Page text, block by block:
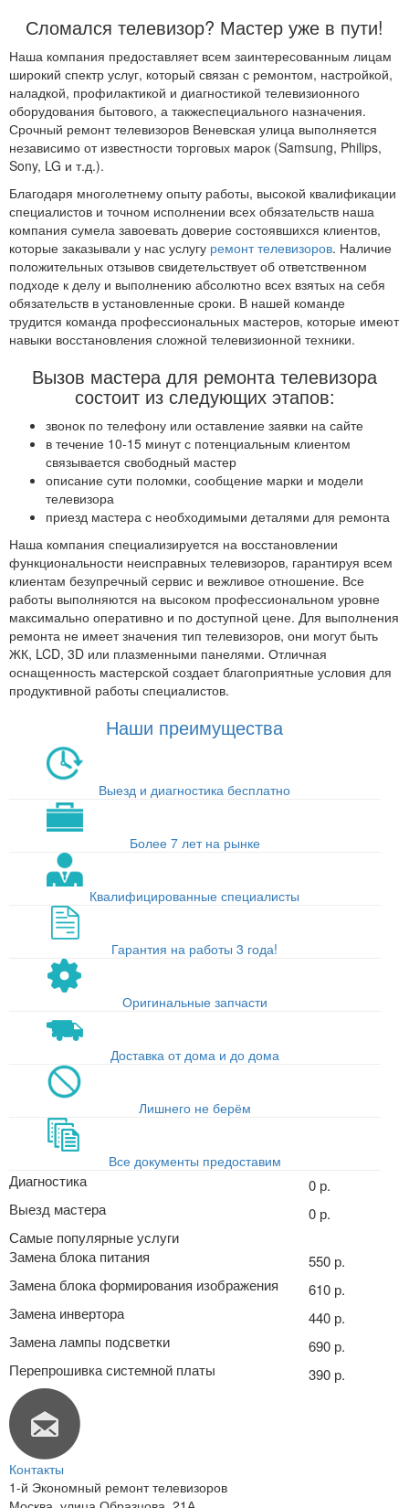
Сломался телевизор? Мастер уже в пути!
Наша компания предоставляет всем заинтересованным лицам
широкий спектр услуг, который связан с ремонтом, настройкой,
наладкой, профилактикой и диагностикой телевизионного
оборудования бытового, а такжеспециального назначения.
Срочный ремонт телевизоров Веневская улица выполняется
независимо от известности торговых марок (Samsung, Philips,
Sony, LG и т.д.).
Благодаря многолетнему опыту работы, высокой квалификации
специалистов и точном исполнении всех обязательств наша
компания сумела завоевать доверие состоявшихся клиентов,
которые заказывали у нас услугу ремонт телевизоров. Наличие
положительных отзывов свидетельствует об ответственном
подходе к делу и выполнению абсолютно всех взятых на себя
обязательств в установленные сроки. В нашей команде
трудится команда профессиональных мастеров, которые имеют
навыки восстановления сложной телевизионной техники.
Вызов мастера для ремонта телевизора
состоит из следующих этапов:
звонок по телефону или оставление заявки на сайте
в течение 10-15 минут с потенциальным клиентом
связывается свободный мастер
описание сути поломки, сообщение марки и модели
телевизора
приезд мастера с необходимыми деталями для ремонта
Наша компания специализируется на восстановлении
функциональности неисправных телевизоров, гарантируя всем
клиентам безупречный сервис и вежливое отношение. Все
работы выполняются на высоком профессиональном уровне
максимально оперативно и по доступной цене. Для выполнения
ремонта не имеет значения тип телевизоров, они могут быть
ЖК, LCD, 3D или плазменными панелями. Отличная
оснащенность мастерской создает благоприятные условия для
продуктивной работы специалистов.
Наши преимущества
Выезд и диагностика бесплатно
Более 7 лет на рынке
Квалифицированные специалисты
Гарантия на работы 3 года!
Оригинальные запчасти
Доставка от дома и до дома
Лишнего не берём
Все документы предоставим
Диагностика
0 р.
Выезд мастера
0 р.
Самые популярные услуги
Замена блока питания
550 р.
Замена блока формирования изображения
610 р.
Замена инвертора
440 р.
Замена лампы подсветки
690 р.
Перепрошивка системной платы
390 р.
Контакты
1-й Экономный ремонт телевизоров